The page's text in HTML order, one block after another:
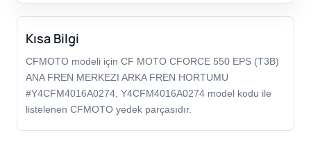
Kısa Bilgi
CFMOTO modeli için CF MOTO CFORCE 550 EPS (T3B)
ANA FREN MERKEZI ARKA FREN HORTUMU
#Y4CFM4016A0274, Y4CFM4016A0274 model kodu ile
listelenen CFMOTO yedek parçasıdır.